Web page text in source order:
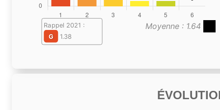
Moyenne : 1.64
Rappel 2021 :
G
1.38